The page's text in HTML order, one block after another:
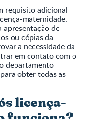
requisito adicional
maternidade.
apresentação de
ou cópias da
a necessidade da
em contato com o
departamento
obter todas as
licença-